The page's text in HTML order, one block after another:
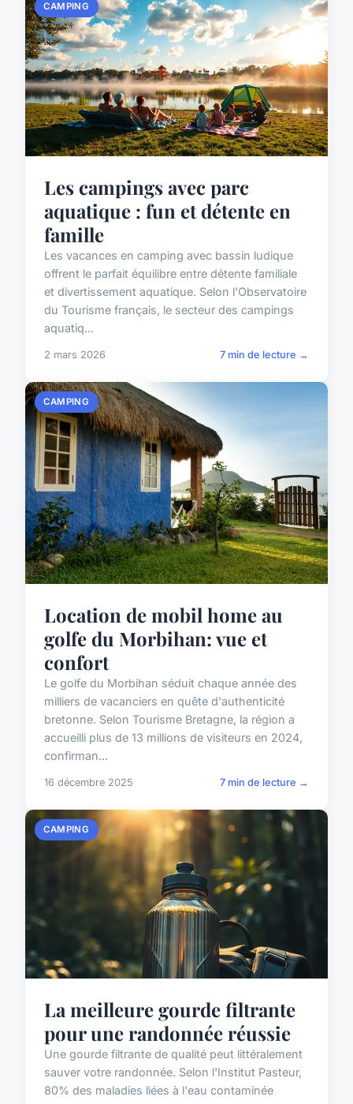
CAMPING
Les campings avec parc
aquatique : fun et détente en
famille
Les vacances en camping avec bassin ludique
offrent le parfait équilibre entre détente familiale
et divertissement aquatique. Selon l'Observatoire
du Tourisme français, le secteur des campings
aquatiq...
2 mars 2026 7 min de lecture →
CAMPING
Location de mobil home au
golfe du Morbihan: vue et
confort
Le golfe du Morbihan séduit chaque année des
milliers de vacanciers en quête d'authenticité
bretonne. Selon Tourisme Bretagne, la région a
accueilli plus de 13 millions de visiteurs en 2024,
confirman...
16 décembre 2025 7 min de lecture →
CAMPING
La meilleure gourde filtrante
pour une randonnée réussie
Une gourde filtrante de qualité peut littéralement
sauver votre randonnée. Selon l'Institut Pasteur,
80% des maladies liées à l'eau contaminée